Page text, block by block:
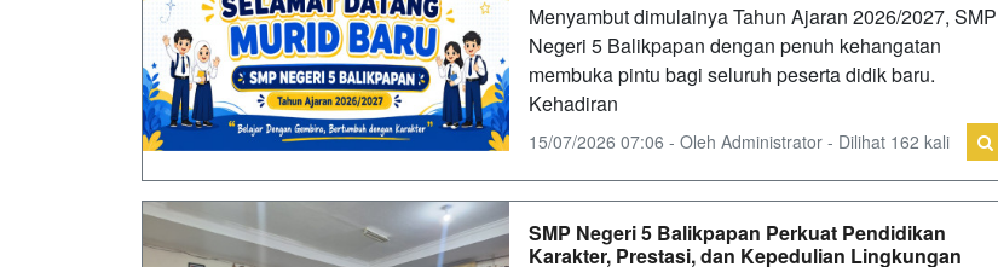
Menyambut dimulainya Tahun Ajaran 2026/2027, SMP
Negeri 5 Balikpapan dengan penuh kehangatan
membuka pintu bagi seluruh peserta didik baru.
Kehadiran
15/07/2026 07:06 - Oleh Administrator - Dilihat 162 kali
SMP Negeri 5 Balikpapan Perkuat Pendidikan
Karakter, Prestasi, dan Kepedulian Lingkungan